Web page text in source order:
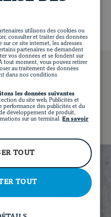
FACEBOOKINSTAGRAMPINTEREST
LIKE
utilisons des cookies ou
consulter et traiter des données
ce site internet, les adresses
partenaires ne demandent
vos données et se fondent sur
tout moment, vous pouvez retirer
au traitement des données
dans nos conditions
les données suivantes
du site web, Publicités et
performance des publicités et du
développement de produit,
sur un terminal. En savoir
TOUT
TOUT